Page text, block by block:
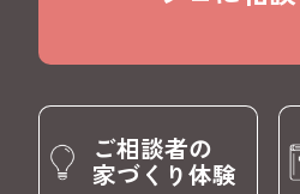
ご相談者の
家づくり体験